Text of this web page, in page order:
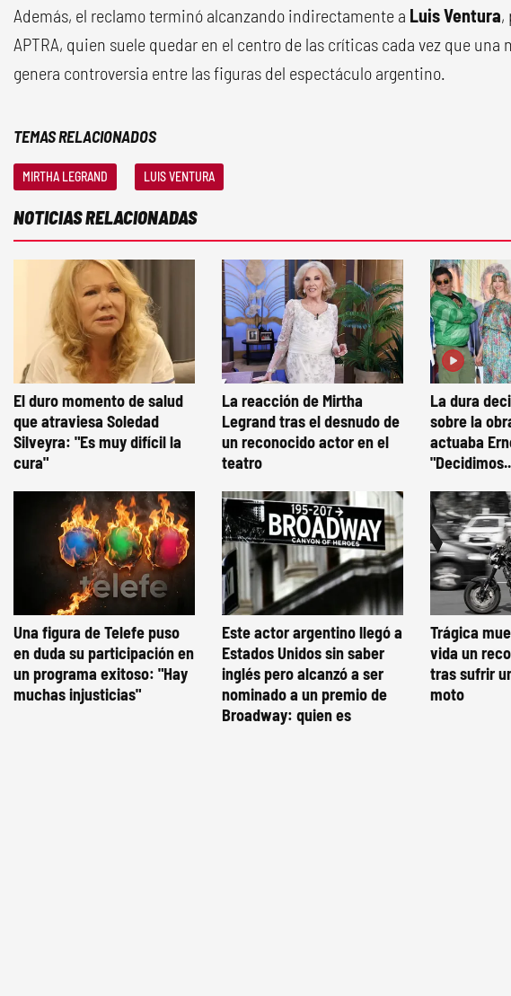
Además, el reclamo terminó alcanzando indirectamente a Luis Ventura,
APTRA, quien suele quedar en el centro de las críticas cada vez que una
genera controversia entre las figuras del espectáculo argentino.
TEMAS RELACIONADOS
MIRTHA LEGRAND LUIS VENTURA
NOTICIAS RELACIONADAS
El duro momento de salud
que atraviesa Soledad
Silveyra: "Es muy difícil la
cura"
La reacción de Mirtha
Legrand tras el desnudo de
un reconocido actor en el
teatro
La dura
sobre la
actuaba
Una figura de Telefe puso
en duda su participación en
un programa exitoso: "Hay
muchas injusticias"
Este actor argentino llegó a
Estados Unidos sin saber
inglés pero alcanzó a ser
nominado a un premio de
Broadway: quien es
Trágica
vida un
tras sufrir
moto